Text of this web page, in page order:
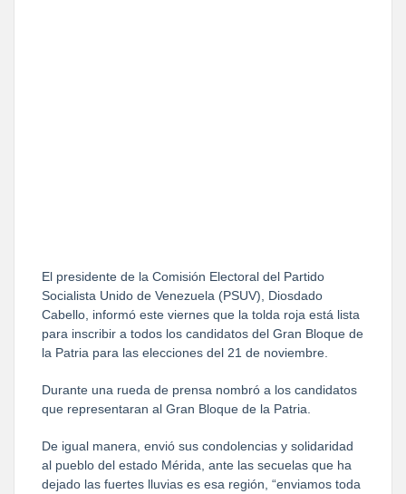
El presidente de la Comisión Electoral del Partido
Socialista Unido de Venezuela (PSUV), Diosdado
Cabello, informó este viernes que la tolda roja está lista
para inscribir a todos los candidatos del Gran Bloque de
la Patria para las elecciones del 21 de noviembre.
Durante una rueda de prensa nombró a los candidatos
que representaran al Gran Bloque de la Patria.
De igual manera, envió sus condolencias y solidaridad
al pueblo del estado Mérida, ante las secuelas que ha
dejado las fuertes lluvias es esa región, “enviamos toda